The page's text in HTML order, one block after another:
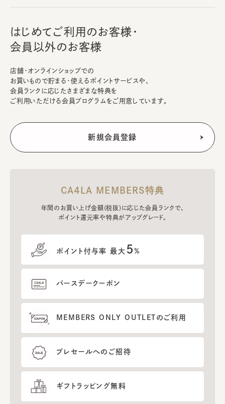
はじめてご利用のお客様・
会員以外のお客様
店舗・オンラインショップでの
お買いもので貯まる・使えるポイントサービスや、
会員ランクに応じたさまざまな特典を
ご利用いただける会員プログラムをご用意しています。
CA4LA MEMBERS特典
年間のお買い上げ金額(税抜)に応じた会員ランクで、
ポイント還元率や特典がアップグレード。
ポイント付与率 最大 5%
バースデークーポン
MEMBERS ONLY OUTLETのご利用
プレセールへのご招待
ギフトラッピング無料